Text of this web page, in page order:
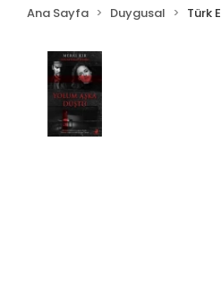
Ana Sayfa Duygusal Türk